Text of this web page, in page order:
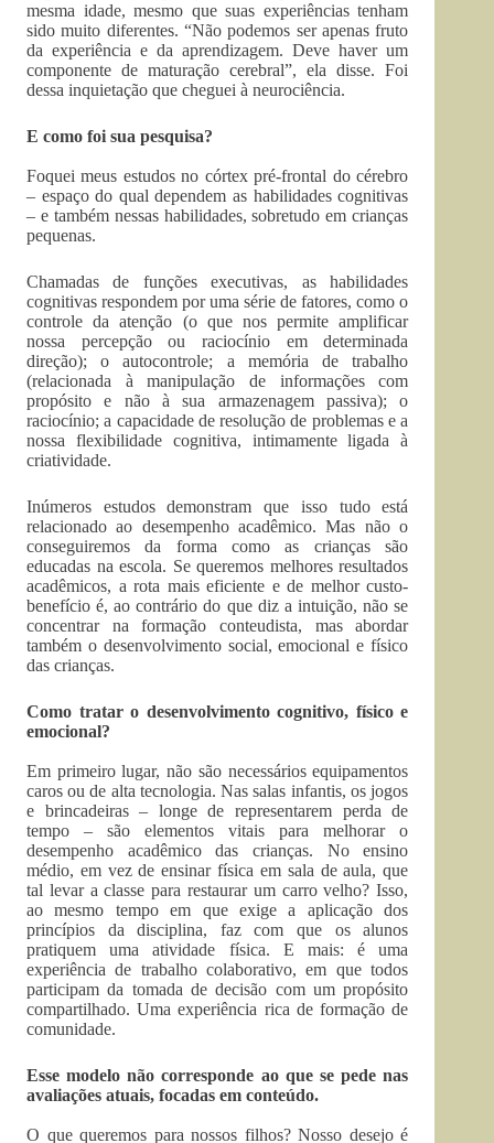
mesma idade, mesmo que suas experiências tenham
sido muito diferentes. “Não podemos ser apenas fruto
da experiência e da aprendizagem. Deve haver um
componente de maturação cerebral”, ela disse. Foi
dessa inquietação que cheguei à neurociência.
E como foi sua pesquisa?
Foquei meus estudos no córtex pré-frontal do cérebro
– espaço do qual dependem as habilidades cognitivas
– e também nessas habilidades, sobretudo em crianças
pequenas.
Chamadas de funções executivas, as habilidades
cognitivas respondem por uma série de fatores, como o
controle da atenção (o que nos permite amplificar
nossa percepção ou raciocínio em determinada
direção); o autocontrole; a memória de trabalho
(relacionada à manipulação de informações com
propósito e não à sua armazenagem passiva); o
raciocínio; a capacidade de resolução de problemas e a
nossa flexibilidade cognitiva, intimamente ligada à
criatividade.
Inúmeros estudos demonstram que isso tudo está
relacionado ao desempenho acadêmico. Mas não o
conseguiremos da forma como as crianças são
educadas na escola. Se queremos melhores resultados
acadêmicos, a rota mais eficiente e de melhor custo-
benefício é, ao contrário do que diz a intuição, não se
concentrar na formação conteudista, mas abordar
também o desenvolvimento social, emocional e físico
das crianças.
Como tratar o desenvolvimento cognitivo, físico e
emocional?
Em primeiro lugar, não são necessários equipamentos
caros ou de alta tecnologia. Nas salas infantis, os jogos
e brincadeiras – longe de representarem perda de
tempo – são elementos vitais para melhorar o
desempenho acadêmico das crianças. No ensino
médio, em vez de ensinar física em sala de aula, que
tal levar a classe para restaurar um carro velho? Isso,
ao mesmo tempo em que exige a aplicação dos
princípios da disciplina, faz com que os alunos
pratiquem uma atividade física. E mais: é uma
experiência de trabalho colaborativo, em que todos
participam da tomada de decisão com um propósito
compartilhado. Uma experiência rica de formação de
comunidade.
Esse modelo não corresponde ao que se pede nas
avaliações atuais, focadas em conteúdo.
O que queremos para nossos filhos? Nosso desejo é